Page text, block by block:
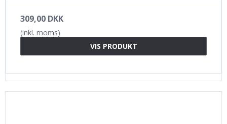
309,00 DKK
(inkl. moms)
VIS PRODUKT